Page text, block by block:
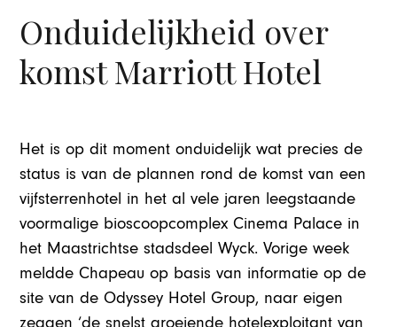
Onduidelijkheid over
komst Marriott Hotel
Het is op dit moment onduidelijk wat precies de
status is van de plannen rond de komst van een
vijfsterrenhotel in het al vele jaren leegstaande
voormalige bioscoopcomplex Cinema Palace in
het Maastrichtse stadsdeel Wyck. Vorige week
meldde Chapeau op basis van informatie op de
site van de Odyssey Hotel Group, naar eigen